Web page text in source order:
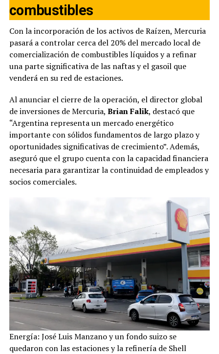
combustibles
Con la incorporación de los activos de Raízen, Mercuria
pasará a controlar cerca del 20% del mercado local de
comercialización de combustibles líquidos y a refinar
una parte significativa de las naftas y el gasoil que
venderá en su red de estaciones.
Al anunciar el cierre de la operación, el director global
de inversiones de Mercuria, Brian Falik, destacó que
“Argentina representa un mercado energético
importante con sólidos fundamentos de largo plazo y
oportunidades significativas de crecimiento”. Además,
aseguró que el grupo cuenta con la capacidad financiera
necesaria para garantizar la continuidad de empleados y
socios comerciales.
Energía: José Luis Manzano y un fondo suizo se
quedaron con las estaciones y la refinería de Shell